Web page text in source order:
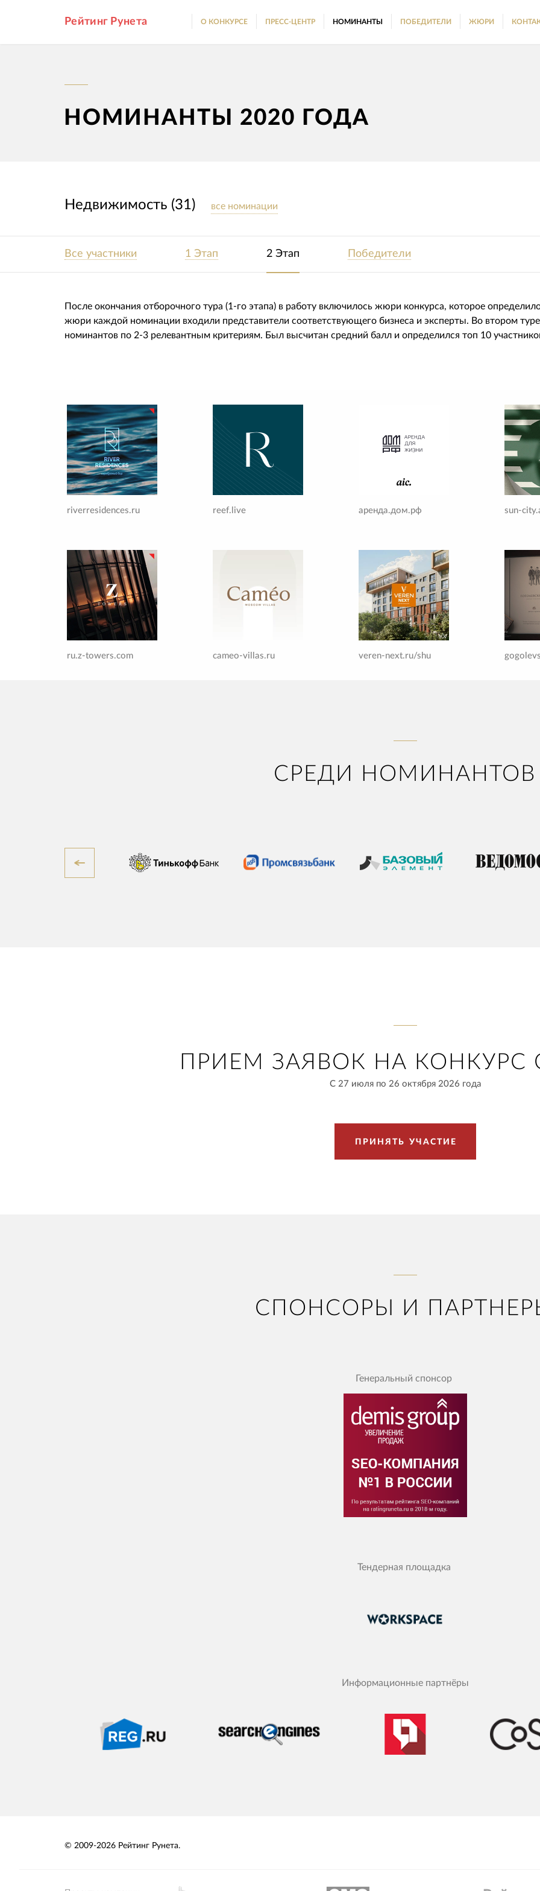
Рейтинг Рунета О КОНКУРСЕ ПРЕСС-ЦЕНТР НОМИНАНТЫ ПОБЕДИТЕЛИ ЖЮРИ
НОМИНАНТЫ 2020 ГОДА
Недвижимость (31) все номинации
Все участники 1 Этап 2 Этап Победители
После окончания отборочного тура (1-го этапа) в работу включилось жюри конкурса, которое
жюри каждой номинации входили представители соответствующего бизнеса и эксперты. Во втором
номинантов по 2-3 релевантным критериям. Был высчитан средний балл и определился топ 10
riverresidences.ru reef.live аренда.дом.рф sun-
ru.z-towers.com cameo-villas.ru veren-next.ru/shu
СРЕДИ НОМИНАНТОВ
ПРИЕМ ЗАЯВОК НА КОНКУРС
С 27 июля по 26 октября 2026 года
П Р И Н Я Т Ь УЧ АСТ И Е
СПОНСОРЫ И
Генеральный спонсор
Тендерная площадка
Информационные партнёры
© 2009-2026 Рейтинг Рунета.